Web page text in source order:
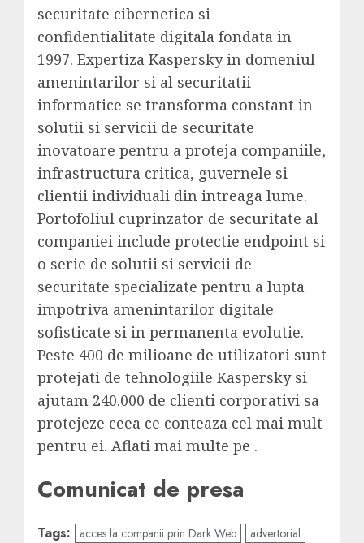
securitate cibernetica si
confidentialitate digitala fondata in
1997. Expertiza Kaspersky in domeniul
amenintarilor si al securitatii
informatice se transforma constant in
solutii si servicii de securitate
inovatoare pentru a proteja companiile,
infrastructura critica, guvernele si
clientii individuali din intreaga lume.
Portofoliul cuprinzator de securitate al
companiei include protectie endpoint si
o serie de solutii si servicii de
securitate specializate pentru a lupta
impotriva amenintarilor digitale
sofisticate si in permanenta evolutie.
Peste 400 de milioane de utilizatori sunt
protejati de tehnologiile Kaspersky si
ajutam 240.000 de clienti corporativi sa
protejeze ceea ce conteaza cel mai mult
pentru ei. Aflati mai multe pe .
Comunicat de presa
Tags: acces la companii prin Dark Web
advertorial